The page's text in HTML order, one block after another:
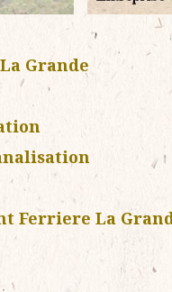
Grande
Ferriere La